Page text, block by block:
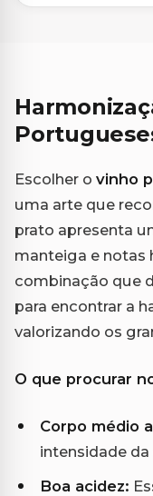
Escolher o vinho
uma arte que
prato apresenta
manteiga e notas
combinação que
para encontrar a
valorizando os
O que procurar
Corpo médio
intensidade
Boa acidez: